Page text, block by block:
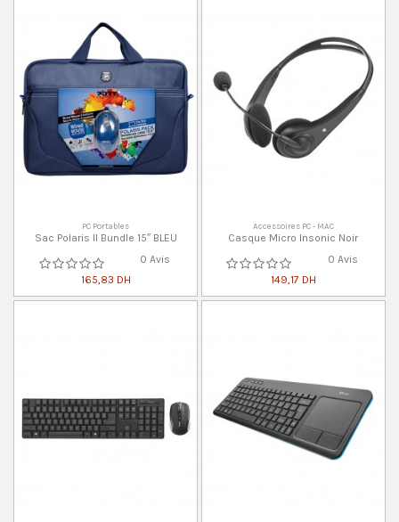
PC Portables
Sac Polaris II Bundle 15″ BLEU
0 Avis
165,83 DH
Accessoires PC - MAC
Casque Micro Insonic Noir
0 Avis
149,17 DH